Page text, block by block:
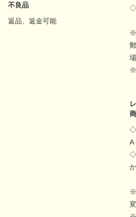
不良品
返品、返金可能
◇
※
※
◇
A
◇
※